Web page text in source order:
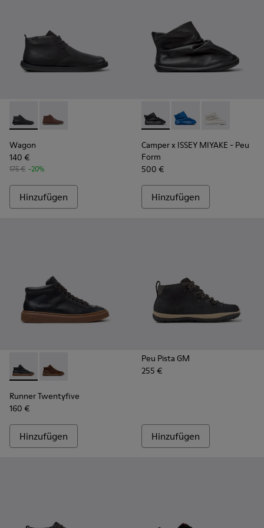
Wagon - K300378-017 - Schwarze Lederstiefeletten für
Wagon - K300378-019
Wagon
140 €
175 € -20%
Hinzufügen
Camper x ISSEY MIYAKE -
Camper x ISSEY
Camper x
Camper x ISSEY MIYAKE - Peu
Form
500 €
Hinzufügen
Runner Twentyfive - K300554-001 - Schwarze Leder-
Runner Twentyfive - K300554-002
Runner Twentyfive
160 €
Hinzufügen
Peu Pista GM
255 €
Hinzufügen